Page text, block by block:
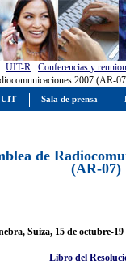
: UIT-R : Conferencias y
2007 (AR-
de
(AR-07)
Suiza, 15 de octubre-19
Libro del
UIT Sala de prensa